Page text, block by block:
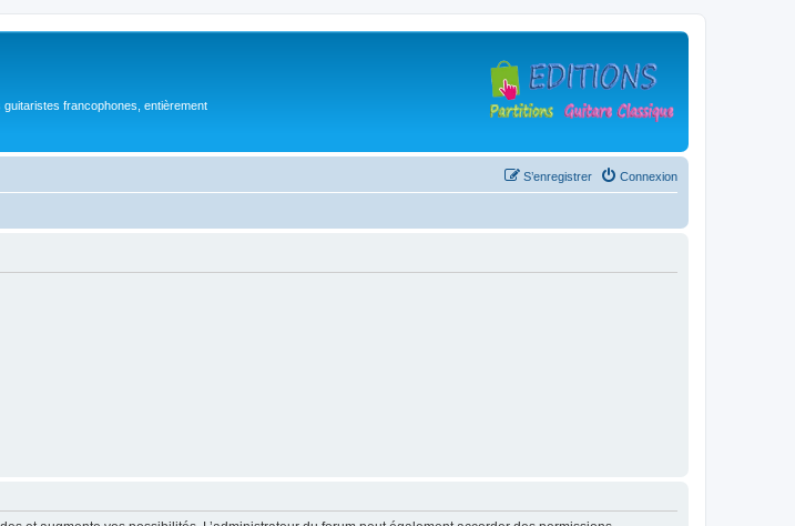
francophones, entièrement
Connexion
S’enregistrer